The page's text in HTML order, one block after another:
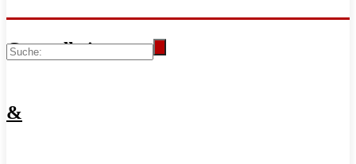
Gesundheit
&